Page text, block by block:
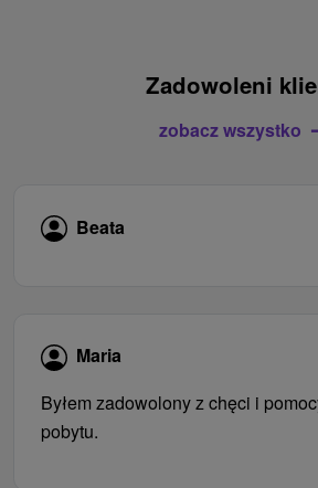
Zadowoleni
zobacz wszystko
Beata
Maria
Byłem zadowolony z chęci i
pobytu.